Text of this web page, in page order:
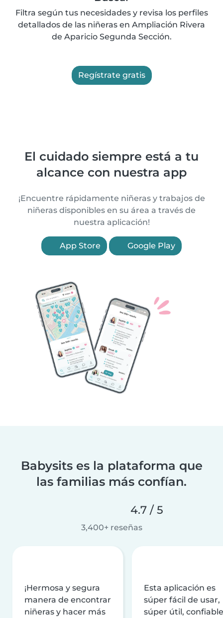
Filtra según tus necesidades y revisa los perfiles
detallados de las niñeras en Ampliación Rivera
de Aparicio Segunda Sección.
Regístrate gratis
El cuidado siempre está a tu
alcance con nuestra app
¡Encuentre rápidamente niñeras y trabajos de
niñeras disponibles en su área a través de
nuestra aplicación!
App Store Google Play
Babysits es la plataforma que
las familias más confían.
4.7 / 5
3,400+ reseñas
¡Hermosa y segura
manera de encontrar
niñeras y hacer más
Esta aplicación es
súper fácil de usar,
súper útil,